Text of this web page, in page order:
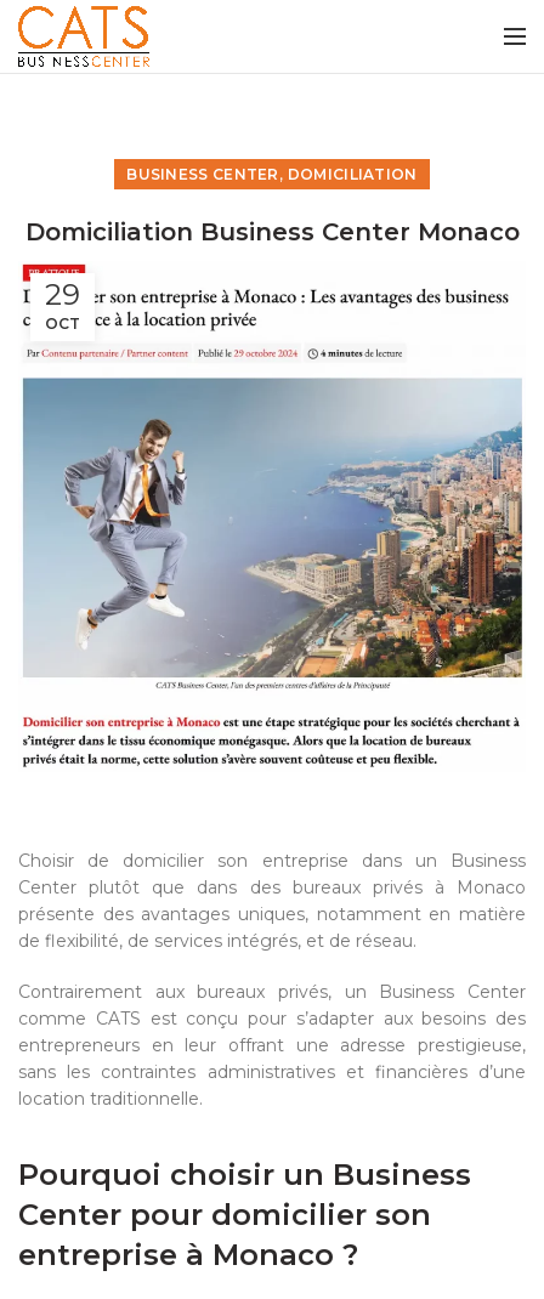
BUSINESS CENTER , DOMICILIATION
Domiciliation Business Center Monaco
29
OCT
Choisir de domicilier son entreprise dans un Business
Center plutôt que dans des bureaux privés à Monaco
présente des avantages uniques, notamment en matière
de flexibilité, de services intégrés, et de réseau.
Contrairement aux bureaux privés, un Business Center
comme CATS est conçu pour s’adapter aux besoins des
entrepreneurs en leur offrant une adresse prestigieuse,
sans les contraintes administratives et financières d’une
location traditionnelle.
Pourquoi choisir un Business
Center pour domicilier son
entreprise à Monaco ?